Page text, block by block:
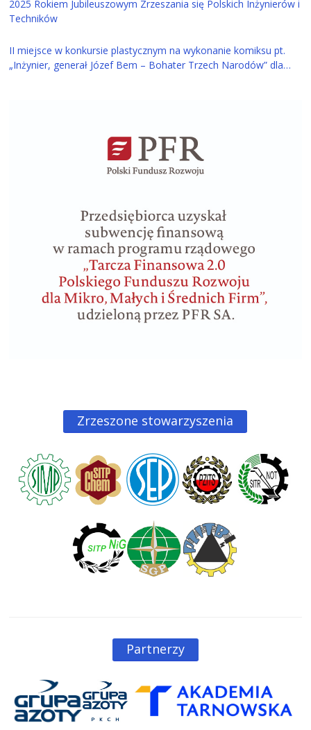
2025 Rokiem Jubileuszowym Zrzeszania się Polskich Inżynierów i
Techników
II miejsce w konkursie plastycznym na wykonanie komiksu pt.
„Inżynier, generał Józef Bem – Bohater Trzech Narodów” dla
Zrzeszone stowarzyszenia
Partnerzy